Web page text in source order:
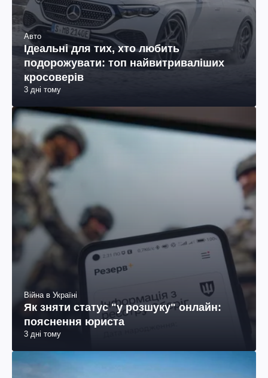
Авто
Ідеальні для тих, хто любить
подорожувати: топ найвитриваліших
кросоверів
3 дні тому
Війна в Україні
Як зняти статус "у розшуку" онлайн:
пояснення юриста
3 дні тому